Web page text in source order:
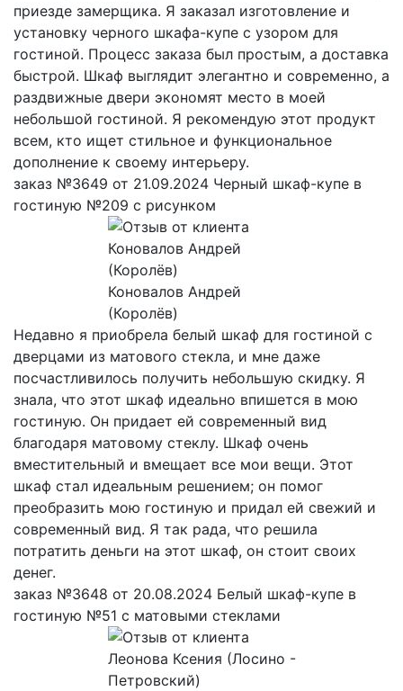
приезде замерщика. Я заказал изготовление и
установку черного шкафа-купе с узором для
гостиной. Процесс заказа был простым, а доставка
быстрой. Шкаф выглядит элегантно и современно, а
раздвижные двери экономят место в моей
небольшой гостиной. Я рекомендую этот продукт
всем, кто ищет стильное и функциональное
дополнение к своему интерьеру.
заказ №3649 от 21.09.2024 Черный шкаф-купе в
гостиную №209 с рисунком
Коновалов Андрей
(Королёв)
Недавно я приобрела белый шкаф для гостиной с
дверцами из матового стекла, и мне даже
посчастливилось получить небольшую скидку. Я
знала, что этот шкаф идеально впишется в мою
гостиную. Он придает ей современный вид
благодаря матовому стеклу. Шкаф очень
вместительный и вмещает все мои вещи. Этот
шкаф стал идеальным решением; он помог
преобразить мою гостиную и придал ей свежий и
современный вид. Я так рада, что решила
потратить деньги на этот шкаф, он стоит своих
денег.
заказ №3648 от 20.08.2024 Белый шкаф-купе в
гостиную №51 с матовыми стеклами